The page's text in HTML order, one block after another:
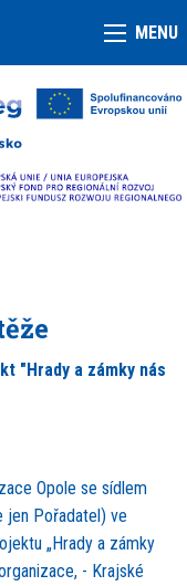
MENU
"Hrady a zámky nás
Opole se sídlem
jen Pořadatel) ve
„Hrady a zámky
- Krajské